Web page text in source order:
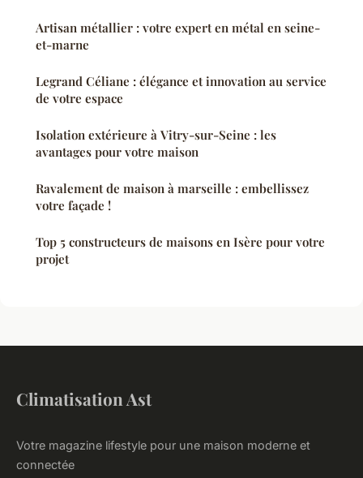
Artisan métallier : votre expert en métal en seine-
et-marne
Legrand Céliane : élégance et innovation au service
de votre espace
Isolation extérieure à Vitry-sur-Seine : les
avantages pour votre maison
Ravalement de maison à marseille : embellissez
votre façade !
Top 5 constructeurs de maisons en Isère pour votre
projet
Climatisation Ast
Votre magazine lifestyle pour une maison moderne et
connectée